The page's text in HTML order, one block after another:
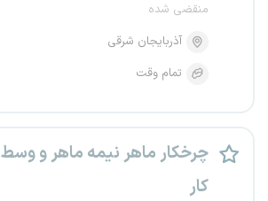
منقضی شده
آذربایجان شرقی
تمام وقت
چرخکار ماهر نیمه ماهر و وسط
کار